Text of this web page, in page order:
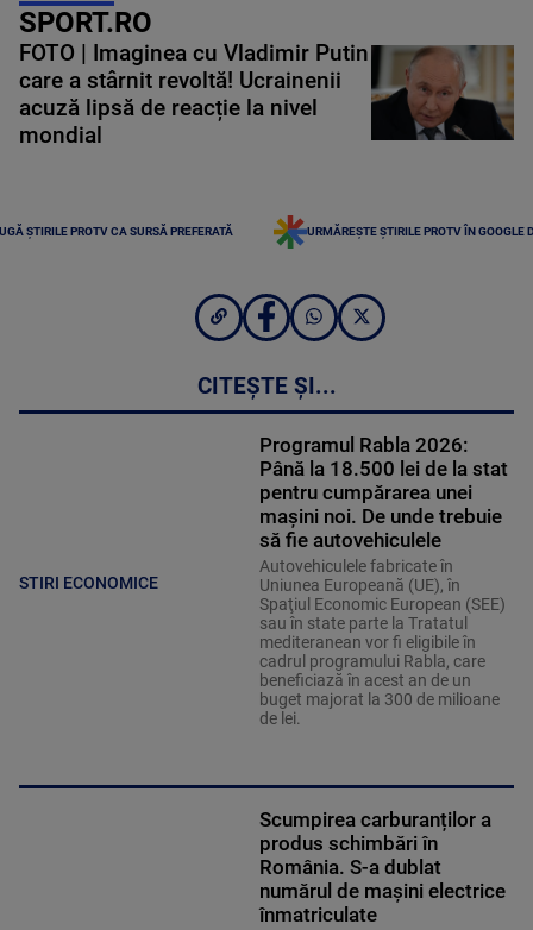
SPORT.RO
FOTO | Imaginea cu Vladimir Putin
care a stârnit revoltă! Ucrainenii
acuză lipsă de reacție la nivel
mondial
ȘTIRILE PROTV CA SURSĂ PREFERATĂ URMĂREȘTE ȘTIRILE PROTV ÎN GOOGLE
CITEȘTE ȘI...
STIRI ECONOMICE
Programul Rabla 2026:
Până la 18.500 lei de la stat
pentru cumpărarea unei
mașini noi. De unde trebuie
să fie autovehiculele
Autovehiculele fabricate în
Uniunea Europeană (UE), în
Spaţiul Economic European (SEE)
sau în state parte la Tratatul
mediteranean vor fi eligibile în
cadrul programului Rabla, care
beneficiază în acest an de un
buget majorat la 300 de milioane
de lei.
Scumpirea carburanților a
produs schimbări în
România. S-a dublat
numărul de mașini electrice
înmatriculate